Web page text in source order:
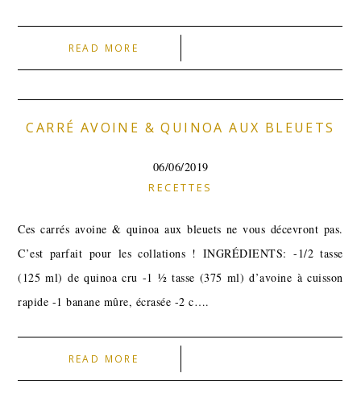
READ MORE
CARRÉ AVOINE & QUINOA AUX BLEUETS
06/06/2019
RECETTES
Ces carrés avoine & quinoa aux bleuets ne vous décevront pas.
C’est parfait pour les collations ! INGRÉDIENTS: -1/2 tasse
(125 ml) de quinoa cru -1 ½ tasse (375 ml) d’avoine à cuisson
rapide -1 banane mûre, écrasée -2 c….
READ MORE